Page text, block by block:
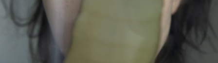
Informations
FR / EN